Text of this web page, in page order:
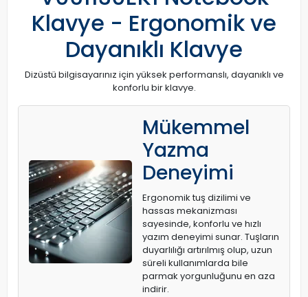
Klavye - Ergonomik ve
Dayanıklı Klavye
Dizüstü bilgisayarınız için yüksek performanslı, dayanıklı ve
konforlu bir klavye.
Mükemmel
Yazma
Deneyimi
Ergonomik tuş dizilimi ve
hassas mekanizması
sayesinde, konforlu ve hızlı
yazım deneyimi sunar. Tuşların
duyarlılığı artırılmış olup, uzun
süreli kullanımlarda bile
parmak yorgunluğunu en aza
indirir.